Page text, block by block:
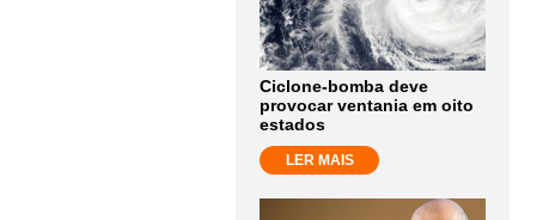
Ciclone-bomba deve
provocar ventania em oito
estados
LER MAIS